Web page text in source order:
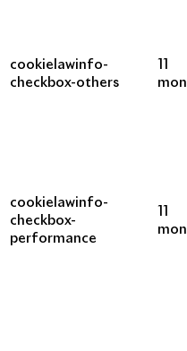
cookielawinfo-
checkbox-others
cookielawinfo-
checkbox-
performance